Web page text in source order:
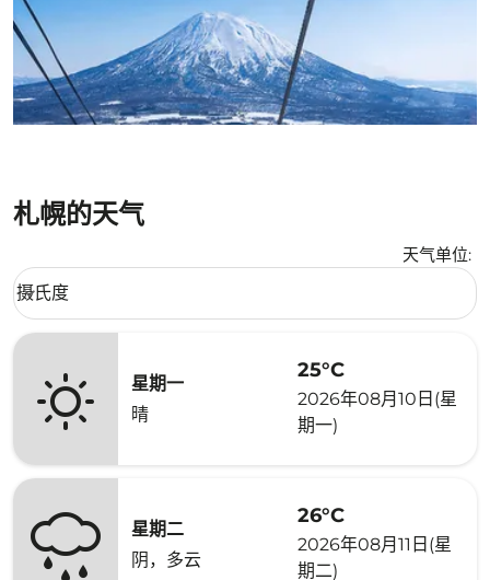
札幌的天气
天气单位:
Weather unit option 摄氏度 Selected
摄氏度
keyboard_arrow_down
星期一
晴
25°C
2026年08月10日(星
期一)
星期二
阴，多云
26°C
2026年08月11日(星
期二)